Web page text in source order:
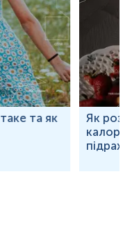
та як
Як